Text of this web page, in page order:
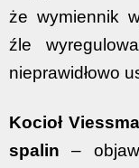
że wymiennik
źle
nieprawidłowo
Kocioł
spalin –